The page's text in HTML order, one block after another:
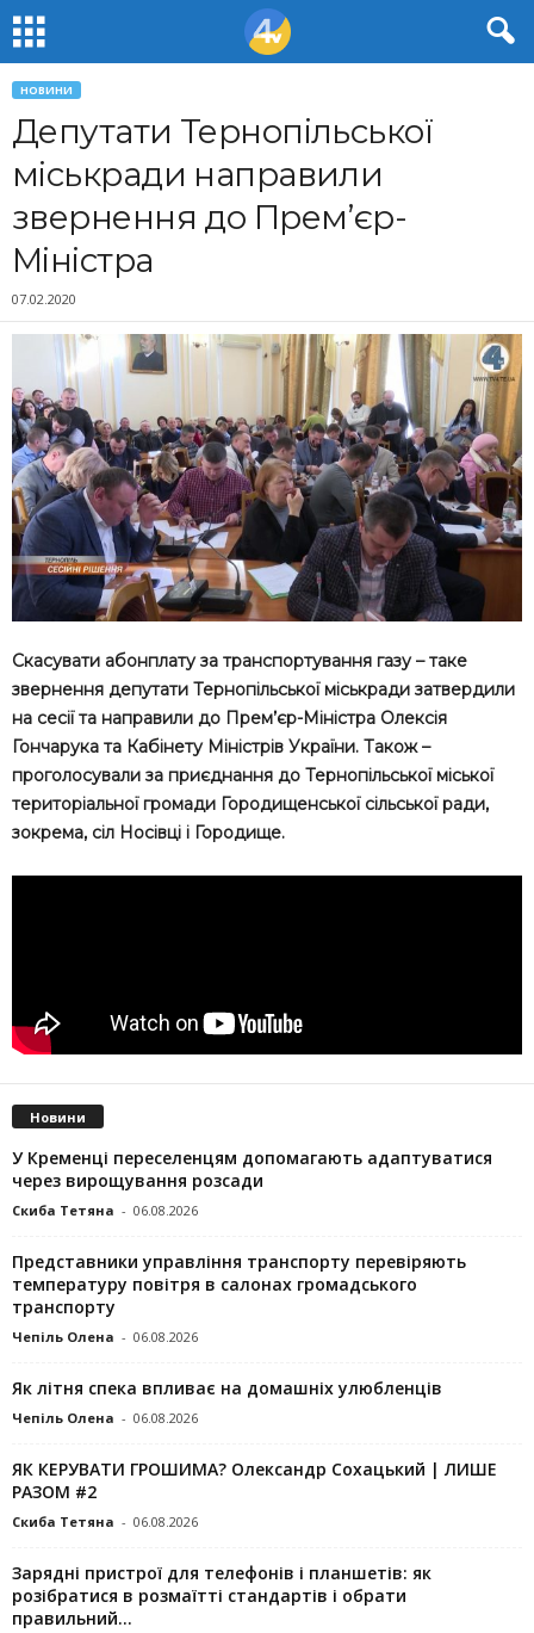
НОВИНИ
Депутати Тернопільської
міськради направили
звернення до Прем’єр-
Міністра
07.02.2020
Скасувати абонплату за транспортування газу – таке
звернення депутати Тернопільської міськради затвердили
на сесії та направили до Прем’єр-Міністра Олексія
Гончарука та Кабінету Міністрів України. Також –
проголосували за приєднання до Тернопільської міської
територіальної громади Городищенської сільської ради,
зокрема, сіл Носівці і Городище.
Новини
У Кременці переселенцям допомагають адаптуватися
через вирощування розсади
Скиба Тетяна - 06.08.2026
Представники управління транспорту перевіряють
температуру повітря в салонах громадського
транспорту
Чепіль Олена - 06.08.2026
Як літня спека впливає на домашніх улюбленців
Чепіль Олена - 06.08.2026
ЯК КЕРУВАТИ ГРОШИМА? Олександр Сохацький | ЛИШЕ
РАЗОМ #2
Скиба Тетяна - 06.08.2026
Зарядні пристрої для телефонів і планшетів: як
розібратися в розмаїтті стандартів і обрати
правильний...